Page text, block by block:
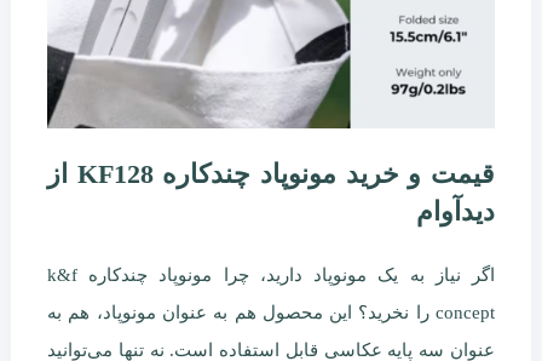
قیمت و خرید مونوپاد چندکاره KF128 از
دیدآوام
اگر نیاز به یک مونوپاد دارید، چرا مونوپاد چندکاره k&f
concept را نخرید؟ این محصول هم به عنوان مونوپاد، هم به
عنوان سه پایه عکاسی قابل استفاده است. نه تنها می‌توانید